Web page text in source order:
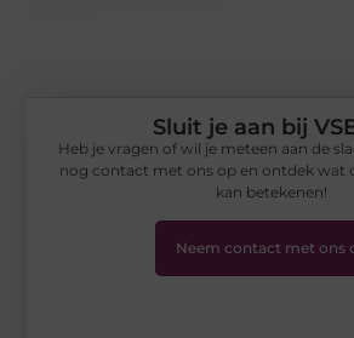
Sluit je aan bij
Heb je vragen of wil je meteen aan de
nog contact met ons op en ontdek wat
kan betekenen!
Neem contact met ons